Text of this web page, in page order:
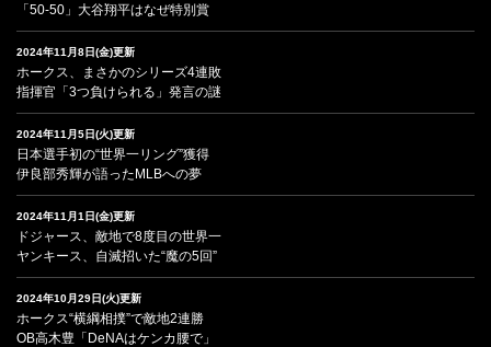
「50-50」大谷翔平はなぜ特別賞
2024年11月8日(金)更新
ホークス、まさかのシリーズ4連敗
指揮官「3つ負けられる」発言の謎
2024年11月5日(火)更新
日本選手初の“世界一リング”獲得
伊良部秀輝が語ったMLBへの夢
2024年11月1日(金)更新
ドジャース、敵地で8度目の世界一
ヤンキース、自滅招いた“魔の5回”
2024年10月29日(火)更新
ホークス“横綱相撲”で敵地2連勝
OB高木豊「DeNAはケンカ腰で」